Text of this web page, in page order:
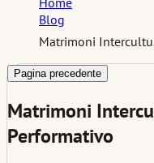
Blog
Matrimoni
Pagina precedente
Matrimoni
Performativo